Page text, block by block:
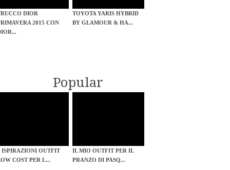
DIOR
2015 CON
TOYOTA YARIS HYBRID
BY GLAMOUR & HA...
Popular
ISPIRAZIONI OUTFIT
COST PER L...
IL MIO OUTFIT PER IL
PRANZO DI PASQ...